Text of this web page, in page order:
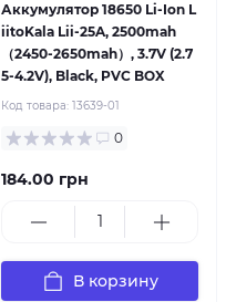
Аккумулятор 18650 Li-Ion L
iitoKala Lii-25A, 2500mah
（2450-2650mah）, 3.7V (2.7
5-4.2V), Black, PVC BOX
Код товара: 13639-01
0
184.00 грн
В корзину